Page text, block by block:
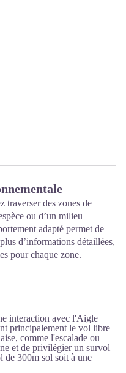
traverser des zones de
ou d’un milieu
adapté permet de
d’informations détaillées,
pour chaque zone.
interaction avec l'Aigle
principalement le vol libre
comme l'escalade ou
et de privilégier un survol
de 300m sol soit à une